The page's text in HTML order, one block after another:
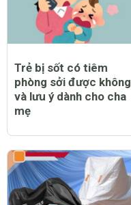
Trẻ bị sốt có tiêm
phòng sởi được không
và lưu ý dành cho cha
mẹ